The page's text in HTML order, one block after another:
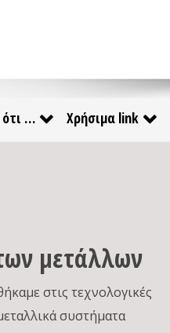
… Χρήσιμα link
μετάλλων
στις τεχνολογικές
συστήματα